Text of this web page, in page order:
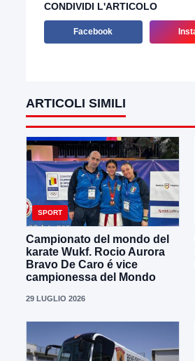
CONDIVIDI L'ARTICOLO
Facebook
ARTICOLI SIMILI
SPORT
Campionato del mondo del
karate Wukf. Rocio Aurora
Bravo De Caro é vice
campionessa del Mondo
29 LUGLIO 2026